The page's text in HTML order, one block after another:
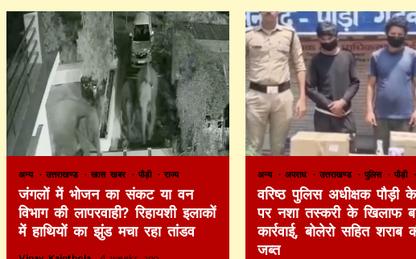
अन्य उत्तराखण्ड खास खबर पौड़ी राज्य
जंगलों में भोजन का संकट या वन
विभाग की लापरवाही? रिहायशी इलाकों
में हाथियों का झुंड मचा रहा तांडव
अन्य अपराध उत्तराखण्ड पुलिस पौड़ी
वरिष्ठ पुलिस अधीक्षक पौड़ी के
पर नशा तस्करी के खिलाफ
कार्रवाई, बोलेरो सहित शराब
जब्त